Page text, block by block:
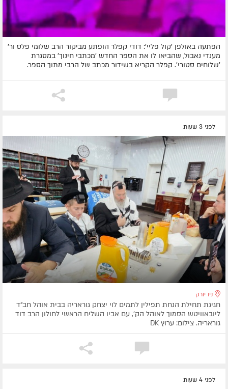
הפתעה באולפן 'קול פליי': דודי קפלר הופתע מביקור הרב שלומי פלס ור'
מענדי נאבול, שהביאו לו את הספר החדש 'מכתבי חינוך' במסגרת
'שלוחים סטורי'. קפלר הקריא בשידור מכתב של הרבי מתוך הספר.
לפני 3 שעות
ניו יורק
חגיגת תחילת הנחת תפילין לתמים לוי יצחק גוראריה בבית אוהל חב"ד
ליובאוויטש הסמוך לאוהל הק', עם אביו השליח הראשי לחולון הרב דוד
גוראריה. צילום: ערוץ DK
לפני 4 שעות